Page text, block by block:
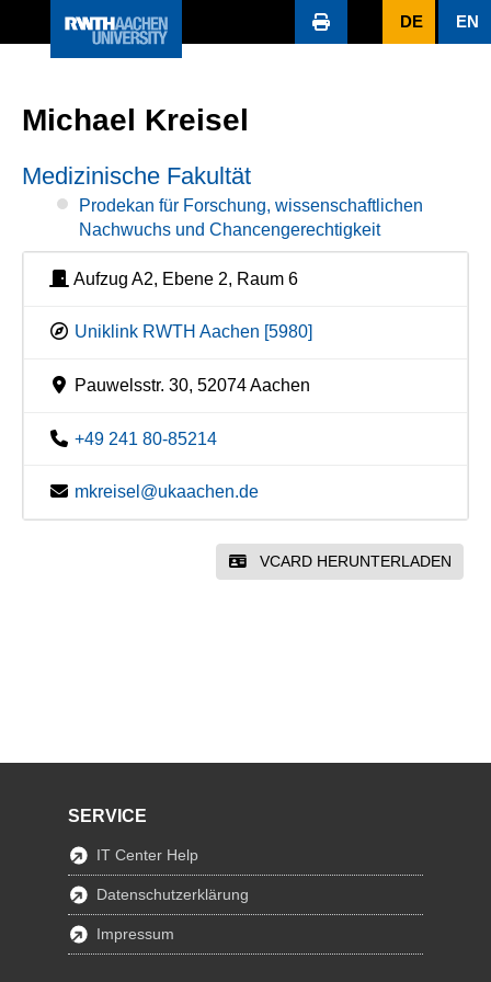
DE EN
Michael Kreisel
Medizinische Fakultät
Prodekan für Forschung, wissenschaftlichen
Nachwuchs und Chancengerechtigkeit
Aufzug A2, Ebene 2, Raum 6
Uniklink RWTH Aachen [5980]
Pauwelsstr. 30, 52074 Aachen
+49 241 80-85214
mkreisel@ukaachen.de
VCARD HERUNTERLADEN
SERVICE
IT Center Help
Datenschutzerklärung
Impressum